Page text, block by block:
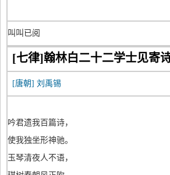
叫叫已阅
[七律]翰林白二十二学士见寄
[唐朝] 刘禹锡
吟君遗我百篇诗，
使我独坐形神驰。
玉琴清夜人不语，